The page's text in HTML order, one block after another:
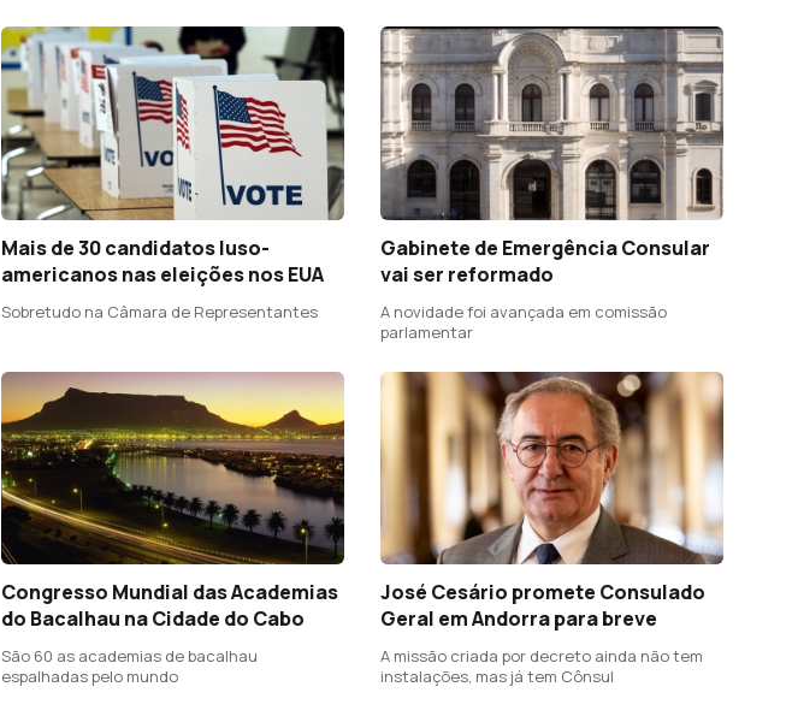
Mais de 30 candidatos luso-
americanos nas eleições nos EUA
Sobretudo na Câmara de Representantes
Gabinete de Emergência Consular
vai ser reformado
A novidade foi avançada em comissão
parlamentar
Congresso Mundial das Academias
do Bacalhau na Cidade do Cabo
São 60 as academias de bacalhau
espalhadas pelo mundo
José Cesário promete Consulado
Geral em Andorra para breve
A missão criada por decreto ainda não tem
instalações, mas já tem Cônsul